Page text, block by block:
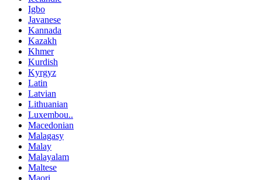
Igbo
Javanese
Kannada
Kazakh
Khmer
Kurdish
Kyrgyz
Latin
Latvian
Lithuanian
Luxembou..
Macedonian
Malagasy
Malay
Malayalam
Maltese
Maori